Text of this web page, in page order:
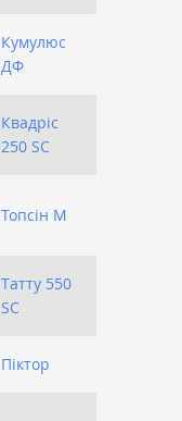
Кумулюс
ДФ
Квадріс
250 SC
Топсін М
Татту 550
SC
Піктор